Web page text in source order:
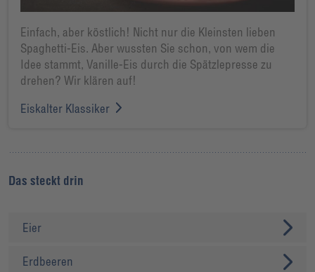
Einfach, aber köstlich! Nicht nur die Kleinsten lieben
Spaghetti-Eis. Aber wussten Sie schon, von wem die
Idee stammt, Vanille-Eis durch die Spätzlepresse zu
drehen? Wir klären auf!
Eiskalter Klassiker
Das steckt drin
Eier
Erdbeeren